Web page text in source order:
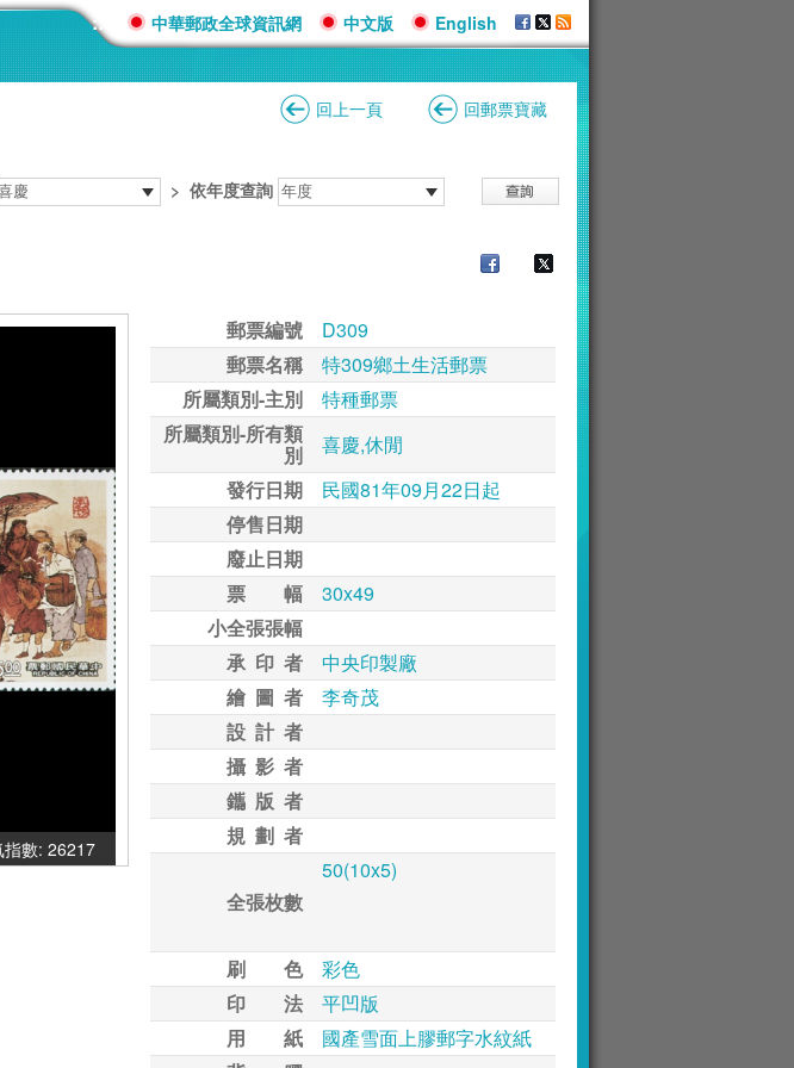
::: 中華郵政全球資訊網 中文版 English
回上一頁 回郵票寶藏
> 依年度查詢
數: 26217
郵票編號
D309
郵票名稱
特309鄉土生活郵票
所屬類別-主別
特種郵票
所屬類別-所有類
別
喜慶,休閒
發行日期
民國81年09月22日起
停售日期
廢止日期
票 幅
30x49
小全張張幅
承 印 者
中央印製廠
繪 圖 者
李奇茂
設 計 者
攝 影 者
鑴 版 者
規 劃 者
全張枚數
50(10x5)
刷 色
彩色
印 法
平凹版
用 紙
國產雪面上膠郵字水紋紙